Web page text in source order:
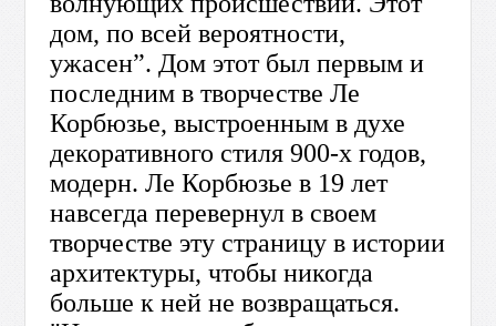
дом, по всей вероятности,
ужасен”. Дом этот был первым и
последним в творчестве Ле
Корбюзье, выстроенным в духе
декоративного стиля 900-х годов,
модерн. Ле Корбюзье в 19 лет
навсегда перевернул в своем
творчестве эту страницу в истории
архитектуры, чтобы никогда
больше к ней не возвращаться.